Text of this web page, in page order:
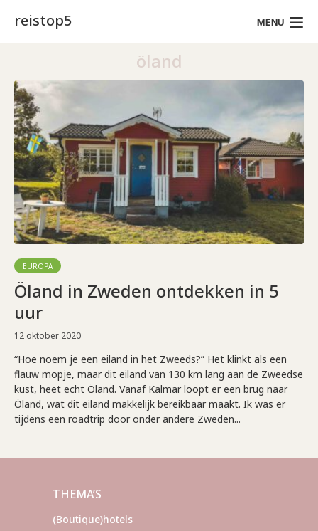
reistop5 MENU
öland
EUROPA
Öland in Zweden ontdekken in 5
uur
12 oktober 2020
“Hoe noem je een eiland in het Zweeds?” Het klinkt als een
flauw mopje, maar dit eiland van 130 km lang aan de Zweedse
kust, heet echt Öland. Vanaf Kalmar loopt er een brug naar
Öland, wat dit eiland makkelijk bereikbaar maakt. Ik was er
tijdens een roadtrip door onder andere Zweden...
THEMA’S
(Boutique)hotels